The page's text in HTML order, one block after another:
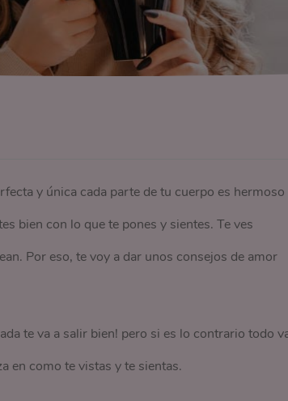
y única cada parte de tu cuerpo es hermoso
bien con lo que te pones y sientes. Te ves
Por eso, te voy a dar unos consejos de amor
te va a salir bien! pero si es lo contrario todo
en como te vistas y te sientas.